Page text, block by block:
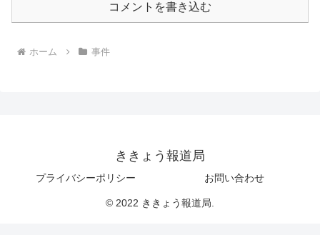
コメントを書き込む
ホーム 事件
ききょう報道局
プライバシーポリシー お問い合わせ
© 2022 ききょう報道局.